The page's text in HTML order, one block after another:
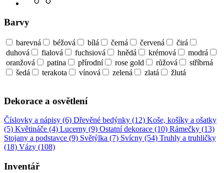
Barvy
barevná béžová bílá černá červená
čirá
duhová
fialová fuchsiová hnědá krémová
modrá
oranžová
patina přírodní rose gold růžová
stříbrná
šedá
terakota vínová zelená zlatá žlutá
Dekorace a osvětlení
Číslovky a nápisy (6) Dřevěné bedýnky (12) Koše, košíky a ošatky
(5) Květináče (4) Lucerny (9) Ostatní dekorace (10) Rámečky (13)
Stojany a podstavce (9) Světýlka (7) Svícny (54) Truhly a truhličky
(18) Vázy (108)
Inventář